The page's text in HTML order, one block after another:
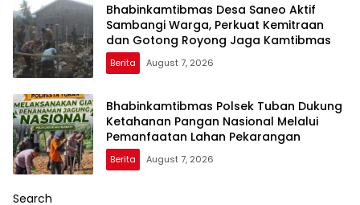
Bhabinkamtibmas Desa Saneo Aktif
Sambangi Warga, Perkuat Kemitraan
dan Gotong Royong Jaga Kamtibmas
Berita August 7, 2026
Bhabinkamtibmas Polsek Tuban Dukung
Ketahanan Pangan Nasional Melalui
Pemanfaatan Lahan Pekarangan
Berita August 7, 2026
Search